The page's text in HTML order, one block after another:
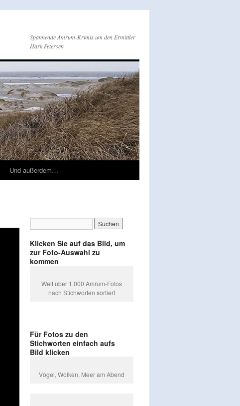
Spannende Amrum-Krimis um den Ermittler
Hark Petersen
Und außerdem…
Klicken Sie auf das Bild, um
zur Foto-Auswahl zu
kommen
Weit über 1.000 Amrum-Fotos
nach Stichworten sortiert
Für Fotos zu den
Stichworten einfach aufs
Bild klicken
Vögel, Wolken, Meer am Abend